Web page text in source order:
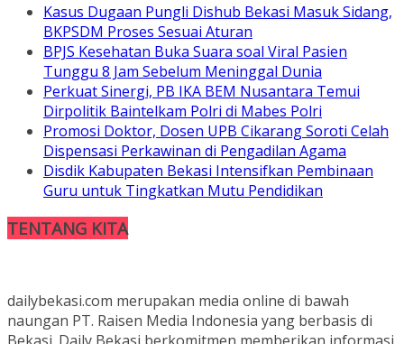
Kasus Dugaan Pungli Dishub Bekasi Masuk Sidang,
BKPSDM Proses Sesuai Aturan
BPJS Kesehatan Buka Suara soal Viral Pasien
Tunggu 8 Jam Sebelum Meninggal Dunia
Perkuat Sinergi, PB IKA BEM Nusantara Temui
Dirpolitik Baintelkam Polri di Mabes Polri
Promosi Doktor, Dosen UPB Cikarang Soroti Celah
Dispensasi Perkawinan di Pengadilan Agama
Disdik Kabupaten Bekasi Intensifkan Pembinaan
Guru untuk Tingkatkan Mutu Pendidikan
TENTANG KITA
dailybekasi.com merupakan media online di bawah
naungan PT. Raisen Media Indonesia yang berbasis di